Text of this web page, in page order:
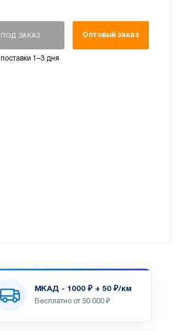
ПОД ЗАКАЗ
1–3 дня
Оптовый заказ
МКАД - 1000 ₽ + 50 ₽/км
Бесплатно от 50 000 ₽